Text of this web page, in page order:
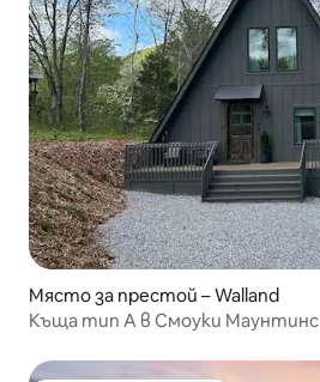
Място за престой – Walland
Къща тип А в Смоуки Маунтинс